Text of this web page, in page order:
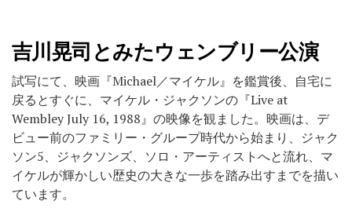
吉川晃司とみたウェンブリー公演
試写にて、映画『Michael／マイケル』を鑑賞後、自宅に
戻るとすぐに、マイケル・ジャクソンの『Live at
Wembley July 16, 1988』の映像を観ました。映画は、デ
ビュー前のファミリー・グループ時代から始まり、ジャク
ソン5、ジャクソンズ、ソロ・アーティストへと流れ、マ
イケルが輝かしい歴史の大きな一歩を踏み出すまでを描い
ています。